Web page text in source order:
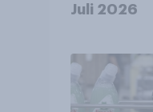
Juli 2026